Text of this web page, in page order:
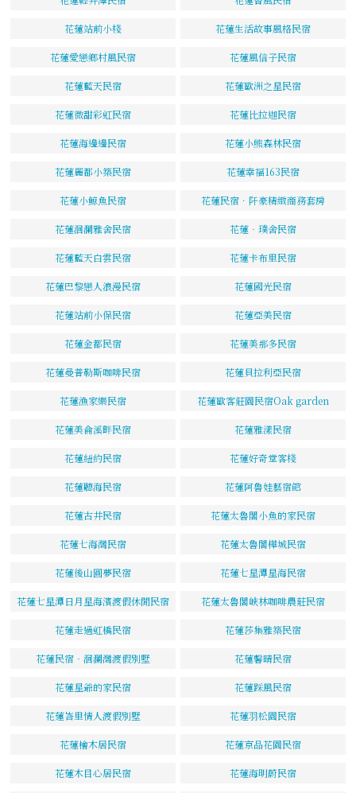
花蓮站前小棧 花蓮生活故事風格民宿
花蓮愛戀鄉村風民宿 花蓮風信子民宿
花蓮藍天民宿 花蓮歐洲之星民宿
花蓮微甜彩虹民宿 花蓮比拉迦民宿
花蓮海邊邊民宿 花蓮小熊森林民宿
花蓮麗都小築民宿 花蓮幸福163民宿
花蓮小鯨魚民宿 花蓮民宿．阡豪精緻商務套房
花蓮洄瀾雅舍民宿 花蓮‧璞舍民宿
花蓮藍天白雲民宿 花蓮卡布里民宿
花蓮巴黎戀人浪漫民宿 花蓮國光民宿
花蓮站前小保民宿 花蓮亞美民宿
花蓮金都民宿 花蓮美那多民宿
花蓮曼普勒斯咖啡民宿 花蓮貝拉利亞民宿
花蓮漁家樂民宿 花蓮歐客莊園民宿Oak garden
花蓮美侖溪畔民宿 花蓮雅漾民宿
花蓮紐約民宿 花蓮好奇堂客棧
花蓮聽海民宿 花蓮阿魯娃藝宿館
花蓮古井民宿 花蓮太魯閣小魚的家民宿
花蓮七海灣民宿 花蓮太魯閣樺城民宿
花蓮後山圓夢民宿 花蓮七星潭星海民宿
花蓮七星潭日月星海濱渡假休閒民宿 花蓮太魯閣峽林咖啡農莊民宿
花蓮走過虹橋民宿 花蓮莎集雅築民宿
花蓮民宿‧洄瀾灣渡假別墅 花蓮馨晴民宿
花蓮星爺的家民宿 花蓮踩風民宿
花蓮峇里情人渡假別墅 花蓮羽松園民宿
花蓮檜木居民宿 花蓮京品花園民宿
花蓮木目心居民宿 花蓮海明蔚民宿